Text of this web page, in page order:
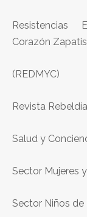
Resistencias
Corazón
(REDMYC)
Revista Rebeldía
Salud y
Sector Mujeres
Sector Niños